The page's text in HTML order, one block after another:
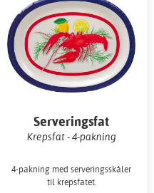
Serveringsfat
Krepsfat - 4-pakning
4-pakning med serveringsskåler
til krepsfatet.